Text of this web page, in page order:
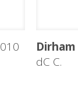
Dirham
dC C.